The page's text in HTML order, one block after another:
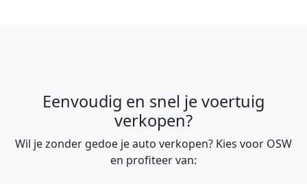
Eenvoudig en snel je voertuig
verkopen?
Wil je zonder gedoe je auto verkopen? Kies voor OSW
en profiteer van: